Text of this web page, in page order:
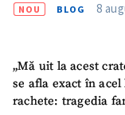
NOU BLOG 8
„Mă uit la acest
se afla exact în
rachete: tragedia